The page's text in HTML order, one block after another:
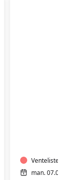
Venteliste
man.